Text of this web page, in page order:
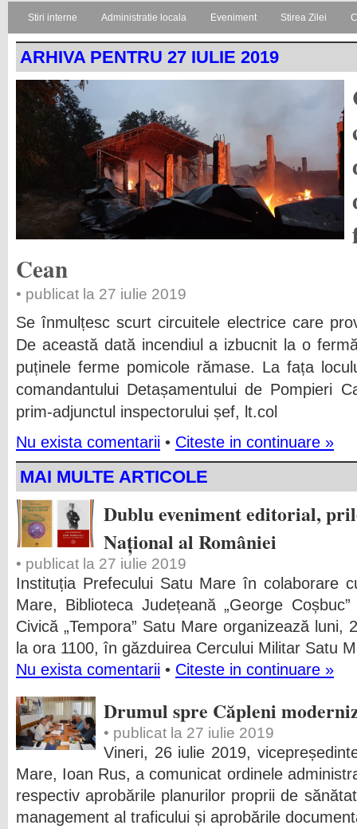
Stiri interne Administratie locala Eveniment Stirea Zilei
ARHIVA PENTRU 27 IULIE 2019
Cean
• publicat la 27 iulie 2019
Se înmulțesc scurt circuitele electrice care
De această dată incendiul a izbucnit la o
puținele ferme pomicole rămase. La fața
comandantului Detașamentului de Pompieri
prim-adjunctul inspectorului șef, lt.col
Nu exista comentarii • Citeste in continuare »
MAI MULTE ARTICOLE
Dublu eveniment editorial,
Național al României
• publicat la 27 iulie 2019
Instituția Prefecului Satu Mare în colaborare
Mare, Biblioteca Județeană „George
Civică „Tempora” Satu Mare organizează
la ora 1100, în găzduirea Cercului Militar Satu
Nu exista comentarii • Citeste in continuare »
Drumul spre Căpleni
• publicat la 27 iulie 2019
Vineri, 26 iulie 2019,
Mare, Ioan Rus, a comunicat ordinele
respectiv aprobările planurilor proprii de
management al traficului și aprobările